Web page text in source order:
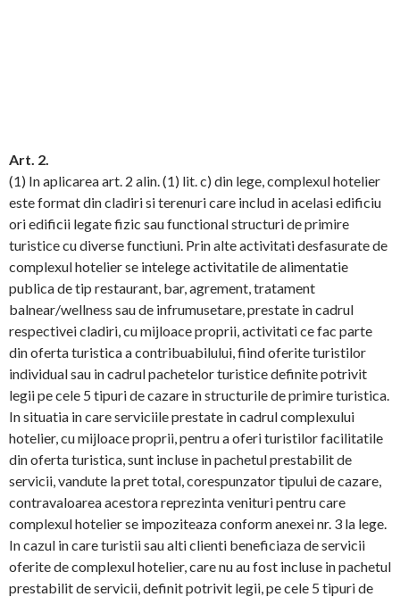
Art. 2.
(1) In aplicarea art. 2 alin. (1) lit. c) din lege, complexul hotelier
este format din cladiri si terenuri care includ in acelasi edificiu
ori edificii legate fizic sau functional structuri de primire
turistice cu diverse functiuni. Prin alte activitati desfasurate de
complexul hotelier se intelege activitatile de alimentatie
publica de tip restaurant, bar, agrement, tratament
balnear/wellness sau de infrumusetare, prestate in cadrul
respectivei cladiri, cu mijloace proprii, activitati ce fac parte
din oferta turistica a contribuabilului, fiind oferite turistilor
individual sau in cadrul pachetelor turistice definite potrivit
legii pe cele 5 tipuri de cazare in structurile de primire turistica.
In situatia in care serviciile prestate in cadrul complexului
hotelier, cu mijloace proprii, pentru a oferi turistilor facilitatile
din oferta turistica, sunt incluse in pachetul prestabilit de
servicii, vandute la pret total, corespunzator tipului de cazare,
contravaloarea acestora reprezinta venituri pentru care
complexul hotelier se impoziteaza conform anexei nr. 3 la lege.
In cazul in care turistii sau alti clienti beneficiaza de servicii
oferite de complexul hotelier, care nu au fost incluse in pachetul
prestabilit de servicii, definit potrivit legii, pe cele 5 tipuri de